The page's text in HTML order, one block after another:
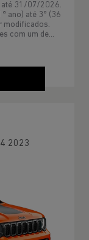
até 31/07/2026.
ano) até 3º (36
modificados.
com um de
2023